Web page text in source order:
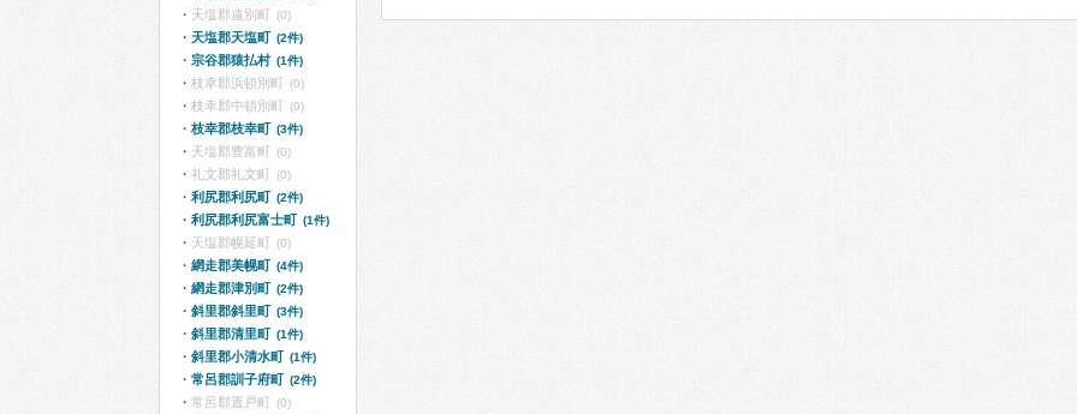
天塩郡遠別町 (0)
天塩郡天塩町 (2件)
宗谷郡猿払村 (1件)
枝幸郡浜頓別町 (0)
枝幸郡中頓別町 (0)
枝幸郡枝幸町 (3件)
天塩郡豊富町 (0)
礼文郡礼文町 (0)
利尻郡利尻町 (2件)
利尻郡利尻富士町 (1件)
天塩郡幌延町 (0)
網走郡美幌町 (4件)
網走郡津別町 (2件)
斜里郡斜里町 (3件)
斜里郡清里町 (1件)
斜里郡小清水町 (1件)
常呂郡訓子府町 (2件)
常呂郡置戸町 (0)